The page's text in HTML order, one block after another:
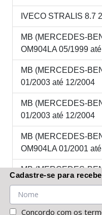
IVECO STRALIS 8.7
MB (MERCEDES-
OM904LA 05/1999
MB (MERCEDES-
01/2003 até 12/2004
MB (MERCEDES-
01/2003 até 12/2004
MB (MERCEDES-
OM904LA 01/2001
MB (MERCEDES-
04/2003 até 01/2006
MB (MERCEDES-
Cadastre-se para
Concordo com os